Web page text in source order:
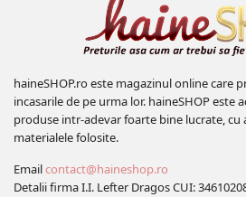
haineSHOP.ro este magazinul online care
incasarile de pe urma lor. haineSHOP este
produse intr-adevar foarte bine lucrate, cu
materialele folosite.
Emailcontact@haineshop.ro
Detalii firma I.I. Lefter Dragos CUI: